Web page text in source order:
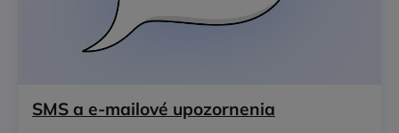
SMS a e‑mailové upozornenia